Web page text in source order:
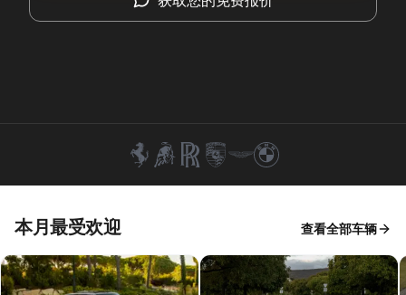
获取报价
本月最受欢迎 查看全部车辆